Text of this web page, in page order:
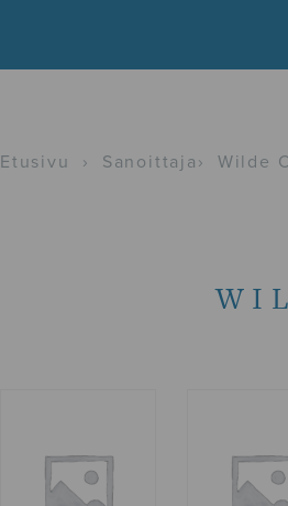
Etusivu › Sanoittaja › Wilde